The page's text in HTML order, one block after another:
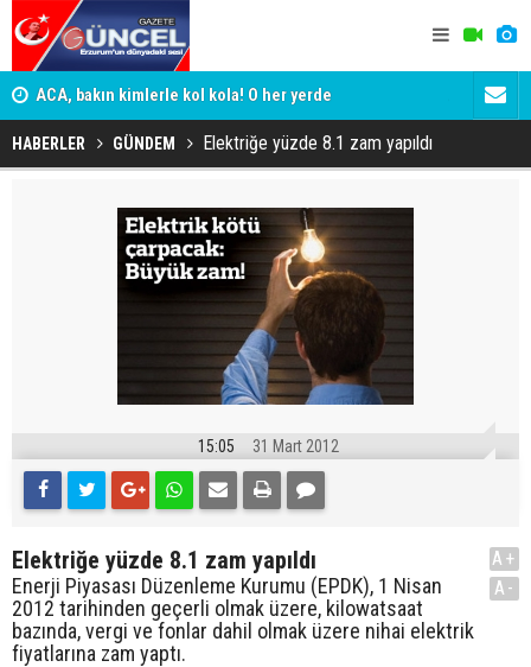
ACA, bakın kimlerle kol kola! O her yerde ADALET
HABERLER GÜNDEM Elektriğe yüzde 8.1 zam yapıldı
15:05 31 Mart 2012
Elektriğe yüzde 8.1 zam yapıldı
Enerji Piyasası Düzenleme Kurumu (EPDK), 1 Nisan
2012 tarihinden geçerli olmak üzere, kilowatsaat
bazında, vergi ve fonlar dahil olmak üzere nihai elektrik
fiyatlarına zam yaptı.
A+
A-